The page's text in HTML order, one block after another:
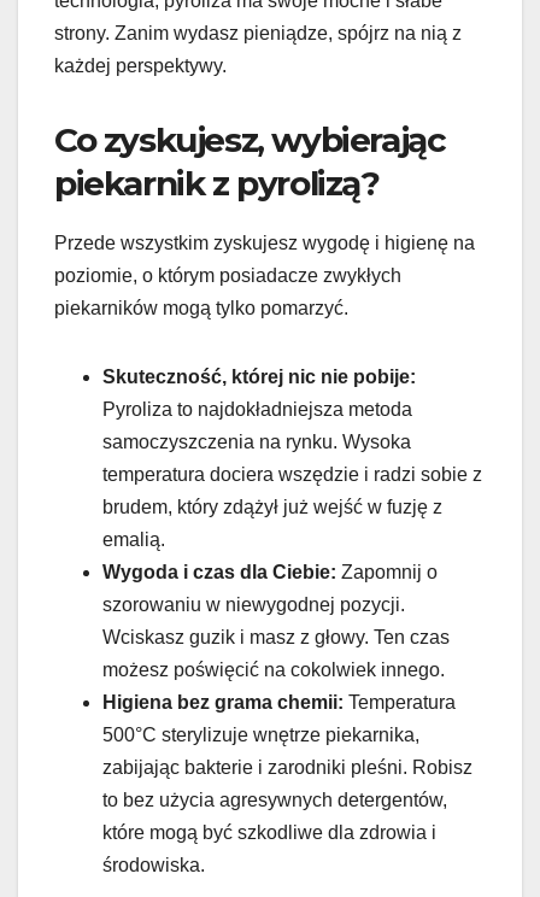
strony. Zanim wydasz pieniądze, spójrz na nią z
każdej perspektywy.
Co zyskujesz, wybierając
piekarnik z pyrolizą?
Przede wszystkim zyskujesz wygodę i higienę na
poziomie, o którym posiadacze zwykłych
piekarników mogą tylko pomarzyć.
Skuteczność, której nic nie pobije:
Pyroliza to najdokładniejsza metoda
samoczyszczenia na rynku. Wysoka
temperatura dociera wszędzie i radzi sobie z
brudem, który zdążył już wejść w fuzję z
emalią.
Wygoda i czas dla Ciebie: Zapomnij o
szorowaniu w niewygodnej pozycji.
Wciskasz guzik i masz z głowy. Ten czas
możesz poświęcić na cokolwiek innego.
Higiena bez grama chemii: Temperatura
500°C sterylizuje wnętrze piekarnika,
zabijając bakterie i zarodniki pleśni. Robisz
to bez użycia agresywnych detergentów,
które mogą być szkodliwe dla zdrowia i
środowiska.